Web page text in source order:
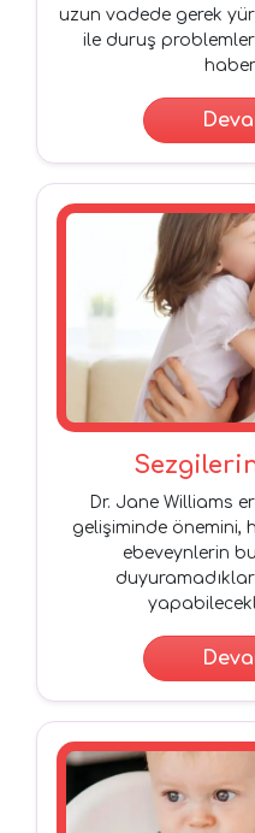
uzun vadede gerek
ile duruş
Dr. Jane Williams
gelişiminde önemini,
ebeveynlerin